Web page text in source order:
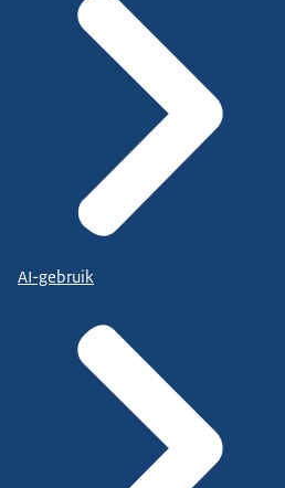
AI-gebruik